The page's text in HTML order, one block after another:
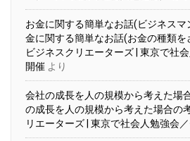
お金に関する簡単なお話(ビジネスマ
金に関する簡単なお話(お金の種類を
ビジネスクリエーターズ | 東京で社
開催 より
会社の成長を人の規模から考えた場
の成長を人の規模から考えた場合の
リエーターズ | 東京で社会人勉強会